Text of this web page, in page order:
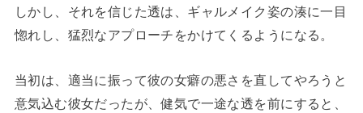
しかし、それを信じた透は、ギャルメイク姿の湊に一目
惚れし、猛烈なアプローチをかけてくるようになる。
当初は、適当に振って彼の女癖の悪さを直してやろうと
意気込む彼女だったが、健気で一途な透を前にすると、